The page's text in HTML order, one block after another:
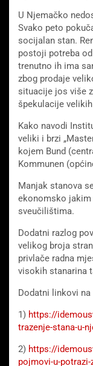
U Njemačko
Svako peto
socijalan stan.
postoji potreba
trenutno ih ima
zbog prodaje
situacije jos više
špekulacije
Kako navodi
veliki i brzi
kojem Bund
Kommunen
Manjak stanova
ekonomsko
sveučilištima.
Dodatni razlog
velikog broja
privlače radna
visokih stanarina
Dodatni linkovi
1) https://
trazenje-stana-u-
2) https://
pojmovi-u-